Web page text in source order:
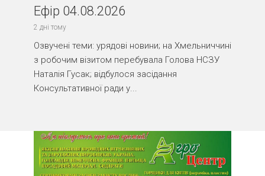
Ефір 04.08.2026
2 дні тому
Озвучені теми: урядові новини; на Хмельниччині
з робочим візитом перебувала Голова НСЗУ
Наталія Гусак; відбулося засідання
Консультативної ради у...